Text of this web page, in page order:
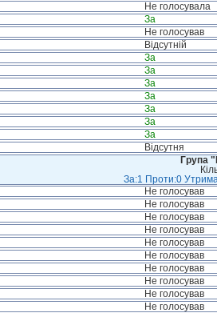
Не голосувала
За
Не голосував
Відсутній
За
За
За
За
За
За
За
Відсутня
Група
За:1 Проти:0
Не голосував
Не голосував
Не голосував
Не голосував
Не голосував
Не голосував
Не голосував
Не голосував
Не голосував
Не голосував